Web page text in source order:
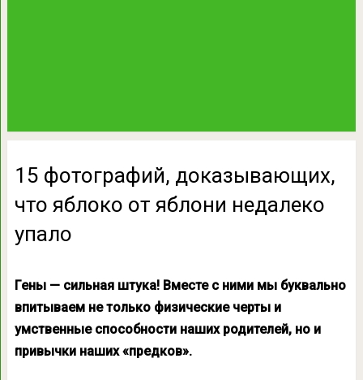
15 фотографий, доказывающих,
что яблоко от яблони недалеко
упало
Гены — сильная штука! Вместе с ними мы буквально
впитываем не только физические черты и
умственные способности наших родителей, но и
привычки наших «предков».